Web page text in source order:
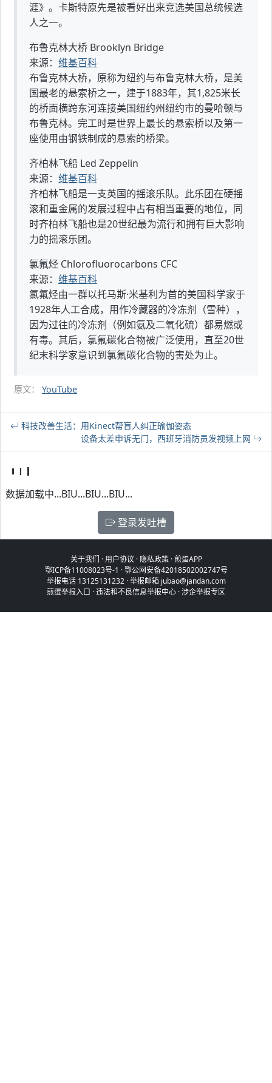
涯》。卡斯特原先是被看好出来竞选美国总统候选
人之一。
布鲁克林大桥 Brooklyn Bridge
来源： 维基百科
布鲁克林大桥，原称为纽约与布鲁克林大桥，是美
国最老的悬索桥之一，建于1883年，其1,825米长
的桥面横跨东河连接美国纽约州纽约市的曼哈顿与
布鲁克林。完工时是世界上最长的悬索桥以及第一
座使用由钢铁制成的悬索的桥梁。
齐柏林飞船 Led Zeppelin
来源： 维基百科
齐柏林飞船是一支英国的摇滚乐队。此乐团在硬摇
滚和重金属的发展过程中占有相当重要的地位，同
时齐柏林飞船也是20世纪最为流行和拥有巨大影响
力的摇滚乐团。
氯氟烃 Chlorofluorocarbons CFC
来源： 维基百科
氯氟烃由一群以托马斯·米基利为首的美国科学家于
1928年人工合成，用作冷藏器的冷冻剂（雪种），
因为过往的冷冻剂（例如氨及二氧化硫）都易燃或
有毒。其后，氯氟碳化合物被广泛使用，直至20世
纪末科学家意识到氯氟碳化合物的害处为止。
原文： YouTube
科技改善生活：用Kinect帮盲人纠正瑜伽姿态
设备太差申诉无门，西班牙消防员发视频上网
数据加载中...BIU...BIU...BIU...
登录发吐槽
关于我们 ·用户协议 · 隐私政策·煎蛋APP
鄂ICP备11008023号-1 ·鄂公网安备42018502002747号
举报电话 13125131232 · 举报邮箱 jubao@jandan.com
煎蛋举报入口 ·违法和不良信息举报中心 ·涉企举报专区